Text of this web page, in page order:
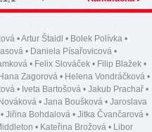
•Artur Štaidl • Bolek Polívka •
• Daniela Písařovicová •
• Felix Slováček • Filip Blažek •
Hana Zagorová • Helena Vondráčková •
• Iveta Bartošová • Jakub Prachař •
• Jana Boušková • Jaroslava
• Jiřina Bohdalová • Jitka Čvančarová •
• Kateřina Brožová • Libor